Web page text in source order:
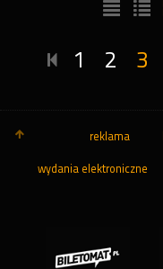
1 2 3
reklama
wydania elektroniczne